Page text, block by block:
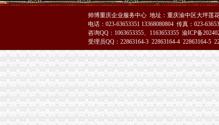
新闻动态-重庆慢牛工商咨询有限公司
重庆慢牛工商咨询有限公司_产品供应
重庆代办营业执照-重庆齐齐代理记帐-供应商、重庆代
上海赢缘财务咨询有限公司-重庆代理记账,重庆工商注册,重庆代办
渝中区代办公司
Hempel汉帛女装品牌贵代理商_代理机构_中国时尚品牌网
重庆渝中工商注册代办价格浅析代理企业年检-商务服务-六安新闻网
巴南区_沙坪坝_渝中区_大渡口|哪家好_公司_电话_哪里有_流程_代
工商动态
巴南局认真抓好新《公司法》的渝中区工商代办贯彻实施
帅博重庆企业服务中心 地址：重庆渝中区大坪莲
电话：023-63653351 13368080804 传真：023-
咨询QQ：1063653355、1163653355 渝ICP备
受理员QQ：22863164-3 22863164-4 22863164-5